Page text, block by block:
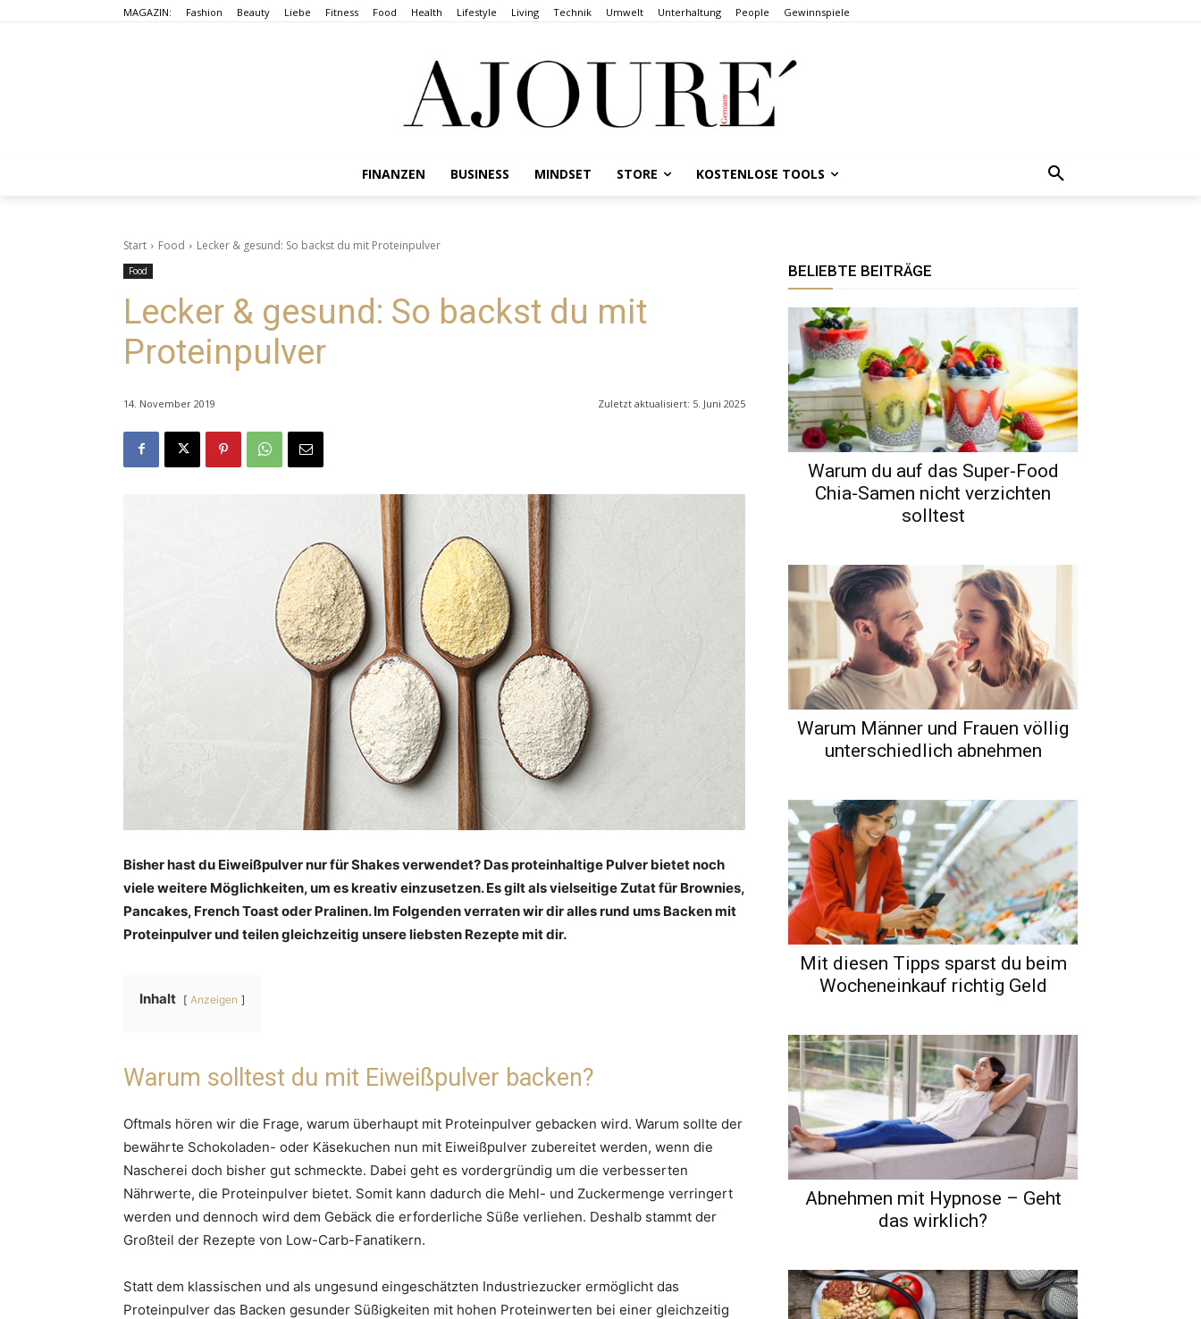
MAGAZIN: Fashion Beauty Liebe Fitness Food Health Lifestyle Living Technik Umwelt Unterhaltung People Gewinnspiele
FINANZEN BUSINESS MINDSET STORE KOSTENLOSE TOOLS
Start Food Lecker & gesund: So backst du mit Proteinpulver
Food
Lecker & gesund: So backst du mit
Proteinpulver
14. November 2019 Zuletzt aktualisiert: 5. Juni 2025
Bisher hast du Eiweißpulver nur für Shakes verwendet? Das proteinhaltige Pulver bietet noch
viele weitere Möglichkeiten, um es kreativ einzusetzen. Es gilt als vielseitige Zutat für Brownies,
Pancakes, French Toast oder Pralinen. Im Folgenden verraten wir dir alles rund ums Backen mit
Proteinpulver und teilen gleichzeitig unsere liebsten Rezepte mit dir.
Inhalt Anzeigen
Warum solltest du mit Eiweißpulver backen?
Oftmals hören wir die Frage, warum überhaupt mit Proteinpulver gebacken wird. Warum sollte der
bewährte Schokoladen- oder Käsekuchen nun mit Eiweißpulver zubereitet werden, wenn die
Nascherei doch bisher gut schmeckte. Dabei geht es vordergründig um die verbesserten
Nährwerte, die Proteinpulver bietet. Somit kann dadurch die Mehl- und Zuckermenge verringert
werden und dennoch wird dem Gebäck die erforderliche Süße verliehen. Deshalb stammt der
Großteil der Rezepte von Low-Carb-Fanatikern.
Statt dem klassischen und als ungesund eingeschätzten Industriezucker ermöglicht das
Proteinpulver das Backen gesunder Süßigkeiten mit hohen Proteinwerten bei einer gleichzeitig
BELIEBTE BEITRÄGE
Warum du auf das Super-Food
Chia-Samen nicht verzichten
solltest
Warum Männer und Frauen völlig
unterschiedlich abnehmen
Mit diesen Tipps sparst du beim
Wocheneinkauf richtig Geld
Abnehmen mit Hypnose – Geht
das wirklich?